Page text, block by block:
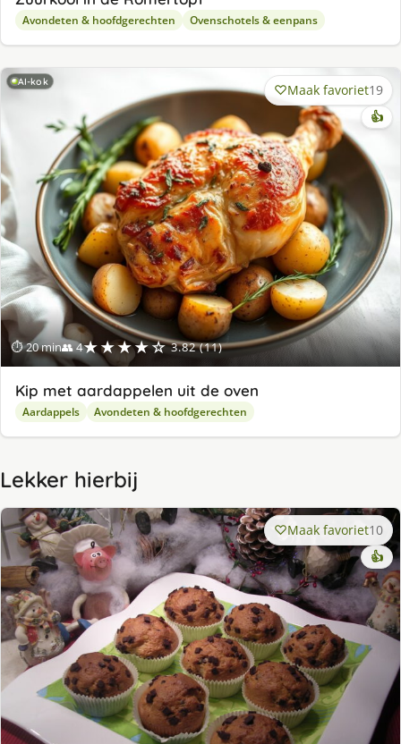
Avondeten & hoofdgerechten Ovenschotels & eenpans
AI-kok
⏱ 20 min👥 4★★★★☆ 3.82 (11)
Maak favoriet19
👍
Kip met aardappelen uit de oven
Aardappels Avondeten & hoofdgerechten
Lekker hierbij
Maak favoriet10
👍